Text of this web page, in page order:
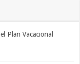
Plan Vacacional